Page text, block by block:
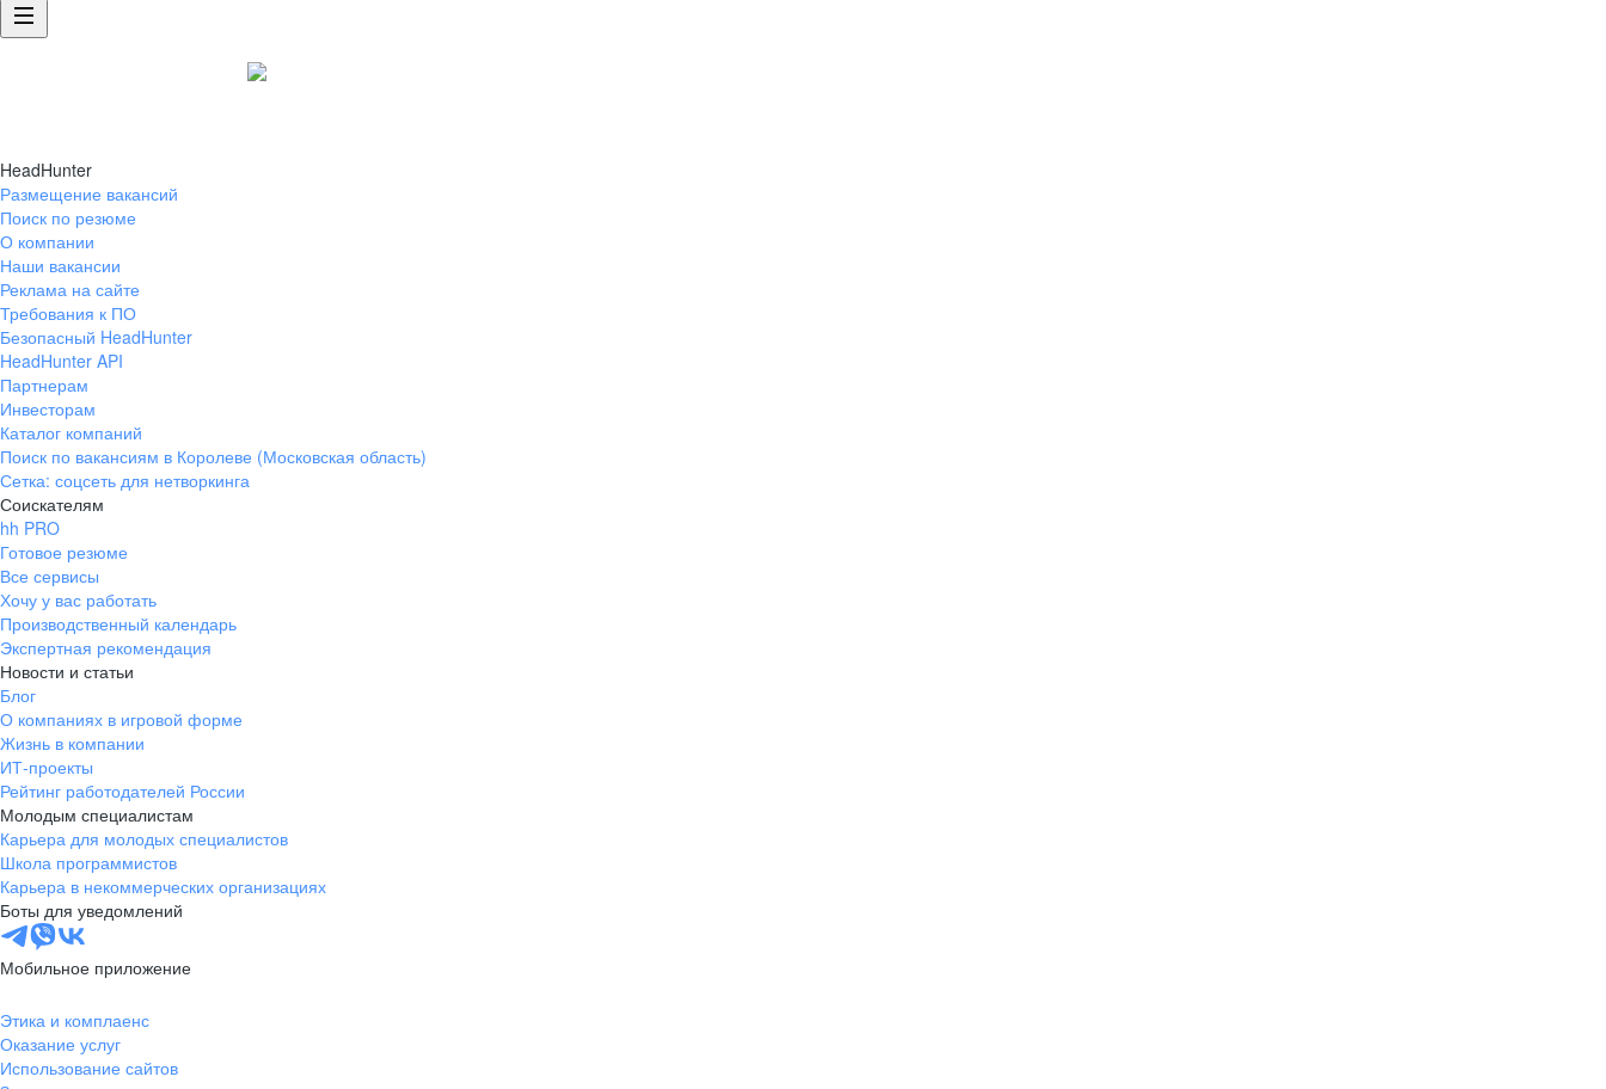
HeadHunter
Размещение вакансий
Поиск по резюме
О компании
Наши вакансии
Реклама на сайте
Требования к ПО
Безопасный HeadHunter
HeadHunter API
Партнерам
Инвесторам
Каталог компаний
Поиск по вакансиям в Королеве (Московская область)
Сетка: соцсеть для нетворкинга
Соискателям
hh PRO
Готовое резюме
Все сервисы
Хочу у вас работать
Производственный календарь
Экспертная рекомендация
Новости и статьи
Блог
О компаниях в игровой форме
Жизнь в компании
ИТ-проекты
Рейтинг работодателей России
Молодым специалистам
Карьера для молодых специалистов
Школа программистов
Карьера в некоммерческих организациях
Боты для уведомлений
Мобильное приложение
Этика и комплаенс
Оказание услуг
Использование сайтов